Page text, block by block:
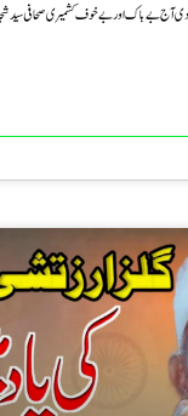
آج بے باک اور بے خوف کشمیری صحافی سید